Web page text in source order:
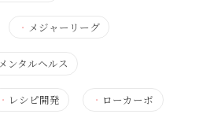
・ メジャーリーグ
ンタルヘルス
・ レシピ開発 ・ ローカーボ